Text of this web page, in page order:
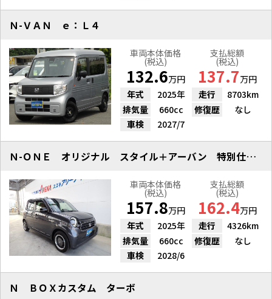
Ｎ-ＶＡＮ ｅ：Ｌ４
車両本体価格
(税込)
132.6万円
支払総額
(税込)
137.7万円
年式
2025年 走行
8703km
排気量
660cc 修復歴
なし
車検
2027/7
Ｎ-ＯＮＥ オリジナル スタイル＋アーバン 特別仕様車
車両本体価格
(税込)
157.8万円
支払総額
(税込)
162.4万円
年式
2025年 走行
4326km
排気量
660cc 修復歴
なし
車検
2028/6
Ｎ ＢＯＸカスタム ターボ